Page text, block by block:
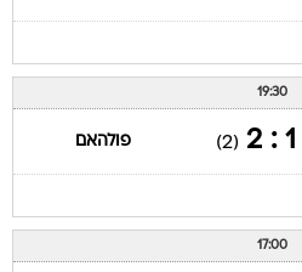
19:30
1 : 2
(2) פולהאם
17:00